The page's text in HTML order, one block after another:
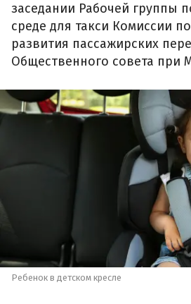
заседании Рабочей группы
среде для такси Комиссии
развития пассажирских
Общественного совета при
Ребенок в детском кресле